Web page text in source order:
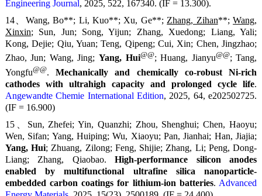
Engineering Journal, 2025, 522, 167340. (IF = 13.300).
14、Wang, Bo**; Li, Kuo**; Xu, Ge**; Zhang, Zihan**;Wang,
Xinxin; Sun, Jun; Song, Yijun; Zhang, Xuedong; Liang, Yali;
Kong, Dejie; Qiu, Yuan; Teng, Qipeng; Cui, Xin; Chen, Jingzhao;
Zhao, Jun; Wang, Jing; Yang, Hui@@; Huang, Jianyu@@; Tang,
Yongfu@@.Mechanically and chemically co-robust Ni-rich
cathodes with ultrahigh capacity and prolonged cycle life.
Angewandte Chemie International Edition, 2025, 64, e202502725.
(IF = 16.900)
15、Sun, Zhefei; Yin, Quanzhi; Zhou, Shenghui; Chen, Haoyu;
Wen, Sifan; Yang, Huiping; Wu, Xiaoyu; Pan, Jianhai; Han, Jiajia;
Yang, Hui; Zhuang, Zilong; Feng, Shijie; Zhang, Li; Peng, Dong-
Liang; Zhang, Qiaobao.High-performance silicon anodes
enabled by multifunctional ultrafine silica nanoparticle-
embedded carbon coatings for lithium-ion batteries. Advanced